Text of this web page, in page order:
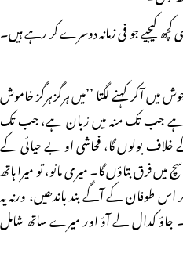
کیجیے جو فی زمانہ دوسرے کر رہے ہیں۔
میں آکر کہنے لگتا ’’میں ہرگز ہرگز خاموش
ہے جب تک منہ میں زبان ہے، جب تک
بولوں گا، فحاشی او بے حیائی کے
فرق بتاؤں گا۔ میری مانو، تو میرا ہاتھ
اس طوفان کے آگے بند باندھیں، ورنہ یہ
کدال لے آؤ اور میرے ساتھ شامل